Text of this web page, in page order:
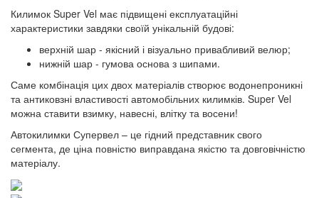
Килимок Super Vel має підвищені експлуатаційні
характеристики завдяки своїй унікальній будові:
верхній шар - якісний і візуально привабливий велюр;
нижній шар - гумова основа з шипами.
Саме комбінація цих двох матеріалів створює водонепроникні
та антиковзні властивості автомобільних килимків. Super Vel
можна ставити взимку, навесні, влітку та восени!
Автокилимки Супервел – це гідний представник свого
сегмента, де ціна повністю виправдана якістю та довговічністю
матеріалу.